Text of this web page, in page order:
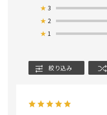
★3
★ 2
★ 1
絞り込み